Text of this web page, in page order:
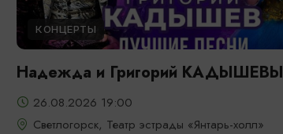
КОНЦЕРТЫ
Надежда и Григорий КАДЫШЕВЫ
26.08.2026 19:00
Светлогорск, Театр эстрады «Янтарь-холл»